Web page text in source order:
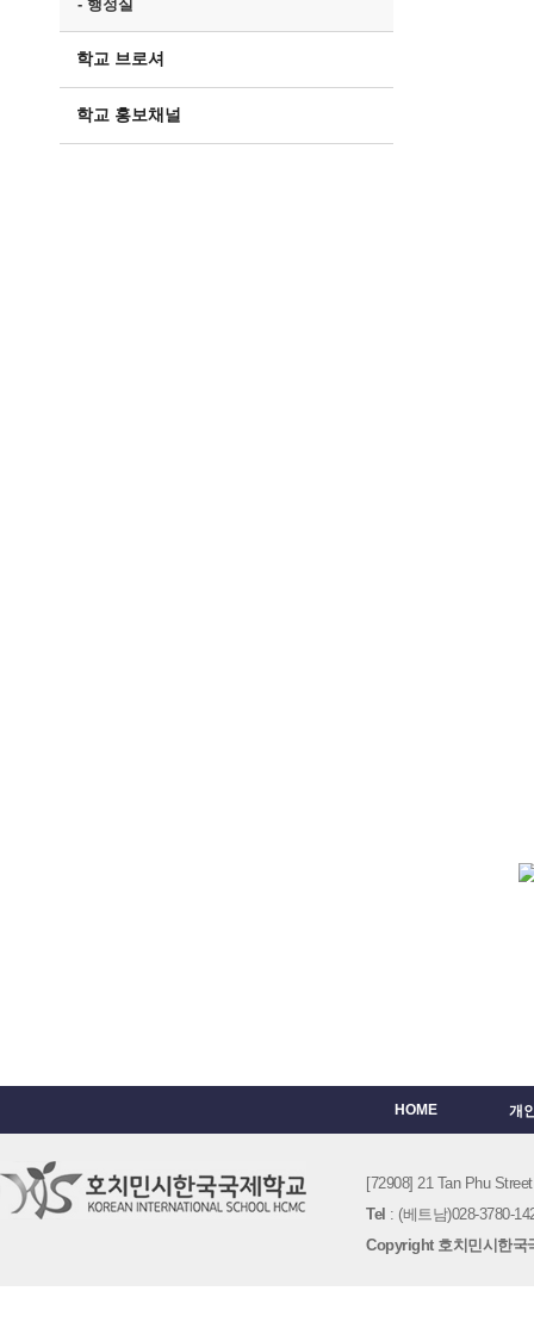
- 행정실
학교 브로셔
학교 홍보채널
HOME 개
[72908] 21 Tan Phu
Tel : (베트남)028-3780-
Copyright 호치민시한국